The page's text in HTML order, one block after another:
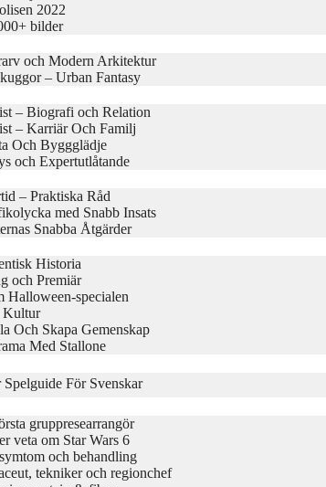
2022
bilder
och Modern Arkitektur
– Urban Fantasy
– Biografi och Relation
– Karriär Och Familj
Och Byggglädje
och Expertutlåtande
– Praktiska Råd
med Snabb Insats
Snabba Åtgärder
Historia
och Premiär
Halloween-specialen
Kultur
Och Skapa Gemenskap
Med Stallone
För Svenskar
gruppresearrangör
veta om Star Wars 6
och behandling
tekniker och regionchef